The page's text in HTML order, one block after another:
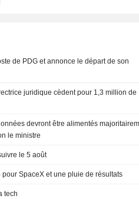
de PDG et annonce le départ de son
juridique cèdent pour 1,3 million de
devront être alimentés
le ministre
le 5 août
SpaceX et une pluie de résultats
tech